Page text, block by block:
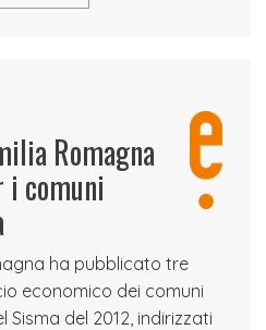
Romagna
comuni
ha pubblicato tre
economico dei comuni
del 2012, indirizzati